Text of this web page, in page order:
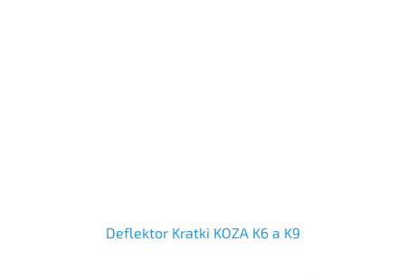
Deflektor Kratki KOZA K6 a K9